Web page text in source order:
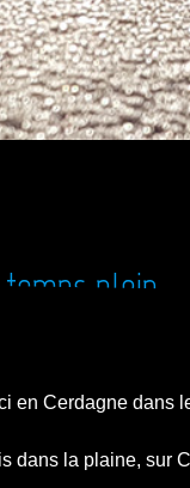
plein
Cerdagne dans
dans la plaine,